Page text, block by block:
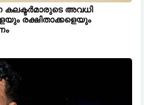
കലക്ടർമാരുടെ അവധി
രക്ഷിതാക്കളെയും